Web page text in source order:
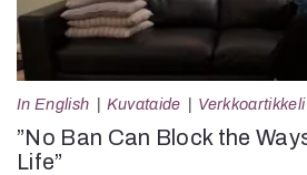
In English Kuvataide Verkkoartikkeli
”No Ban Can Block the
Life”